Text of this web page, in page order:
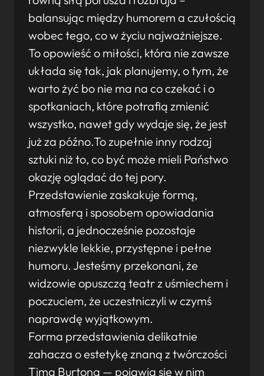
balansując między humorem a czułością
wobec tego, co w życiu najważniejsze.
To opowieść o miłości, która nie zawsze
układa się tak, jak planujemy, o tym, że
warto żyć bo nie ma na co czekać i o
spotkaniach, które potrafią zmienić
wszystko, nawet gdy wydaje się, że jest
już za późno.To zupełnie inny rodzaj
sztuki niż to, co być może mieli Państwo
okazję oglądać do tej pory.
Przedstawienie zaskakuje formą,
atmosferą i sposobem opowiadania
historii, a jednocześnie pozostaje
niezwykle lekkie, przystępne i pełne
humoru. Jesteśmy przekonani, że
widzowie opuszczą teatr z uśmiechem i
poczuciem, że uczestniczyli w czymś
naprawdę wyjątkowym.
Forma przedstawienia delikatnie
zahacza o estetykę znaną z twórczości
Tima Burtona — pojawia się w nim